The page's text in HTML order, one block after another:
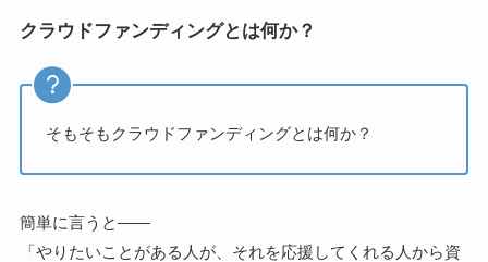
クラウドファンディングとは何か？
そもそもクラウドファンディングとは何か？
簡単に言うと——
「やりたいことがある人が、それを応援してくれる人から資